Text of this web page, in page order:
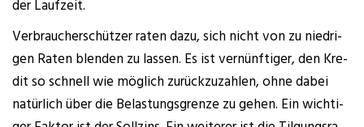
der Laufzeit.
Ver­brau­cher­schüt­zer raten dazu, sich nicht von zu nied­ri­
gen Raten blen­den zu las­sen. Es ist ver­nünf­ti­ger, den Kre­
dit so schnell wie mög­lich zurück­zu­zah­len, ohne dabei
natür­lich über die Belas­tungs­gren­ze zu gehen. Ein wich­ti­